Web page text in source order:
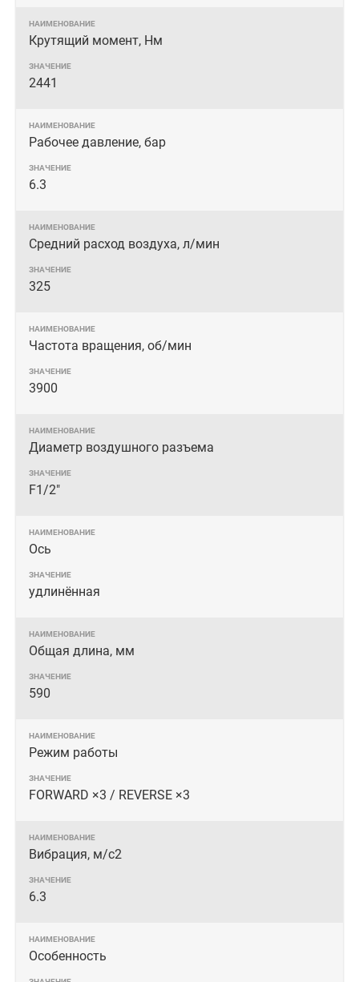
Крутящий момент, Нм
2441
Рабочее давление, бар
6.3
Средний расход воздуха, л/мин
325
Частота вращения, об/мин
3900
Диаметр воздушного разъема
F1/2"
Ось
удлинённая
Общая длина, мм
590
Режим работы
FORWARD ×3 / REVERSE ×3
Вибрация, м/с2
6.3
Особенность